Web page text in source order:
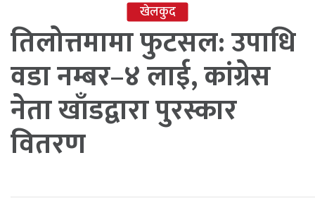
खेलकुद
तिलोत्तमामा फुटसल: उपाधि
वडा नम्बर–४ लाई, कांग्रेस
नेता खाँडद्वारा पुरस्कार
वितरण